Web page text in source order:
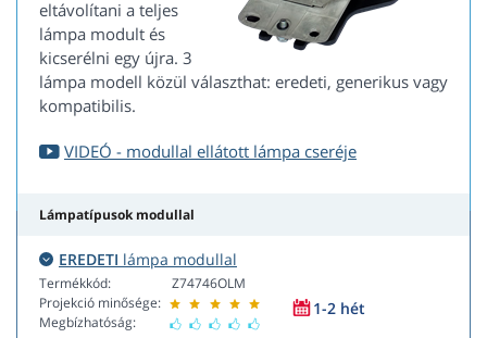
eltávolítani a teljes
lámpa modult és
kicserélni egy újra. 3
lámpa modell közül választhat: eredeti, generikus vagy
kompatibilis.
VIDEÓ - modullal ellátott lámpa cseréje
Lámpatípusok modullal
EREDETI lámpa modullal
Termékkód:
Projekció minősége:
Megbízhatóság:
Z74746OLM
1-2 hét